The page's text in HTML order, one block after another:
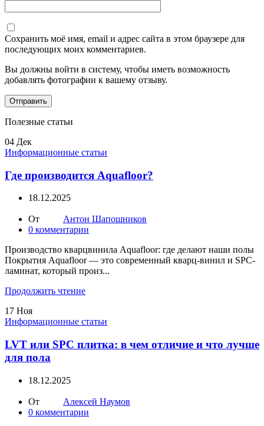
Сохранить моё имя, email и адрес сайта в этом браузере для
последующих моих комментариев.
Вы должны войти в систему, чтобы иметь возможность
добавлять фотографии к вашему отзыву.
Полезные статьи
04 Дек
Информационные статьи
Где производится Aquafloor?
18.12.2025
От
Антон Шапошников
0 комментарии
Производство кварцвинила Aquafloor: где делают наши полы
Покрытия Aquafloor — это современный кварц-винил и SPC-
ламинат, который произ...
Продолжить чтение
17 Ноя
Информационные статьи
LVT или SPC плитка: в чем отличие и что лучше
для пола
18.12.2025
От
Алексей Наумов
0 комментарии